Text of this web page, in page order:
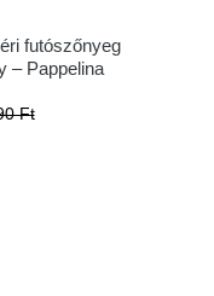
futószőnyeg
– Pappelina
Ft